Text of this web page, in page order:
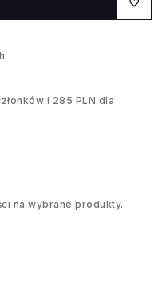
i 285 PLN dla
na wybrane produkty.